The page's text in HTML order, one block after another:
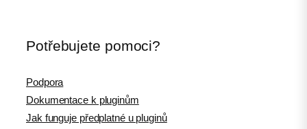
Potřebujete pomoci?
Podpora
Dokumentace k pluginům
Jak funguje předplatné u pluginů